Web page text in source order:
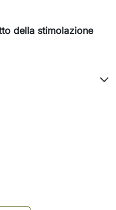
della stimolazione